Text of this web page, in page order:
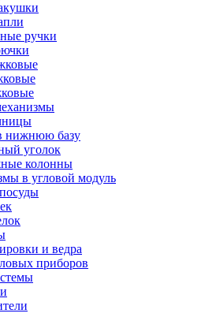
ручки
нижнюю базу
уголок
колонны
в угловой модуль
и ведра
приборов